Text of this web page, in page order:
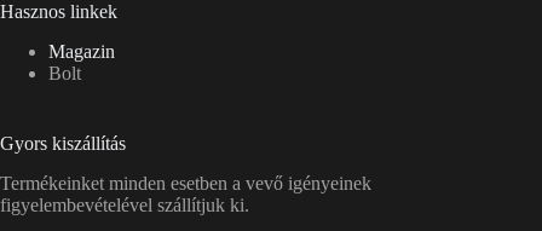
Hasznos linkek
Magazin
Bolt
Gyors kiszállítás
Termékeinket minden esetben a vevő igényeinek
figyelembevételével szállítjuk ki.